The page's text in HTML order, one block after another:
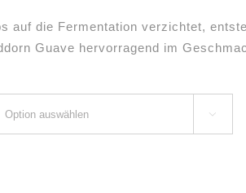
auf die Fermentation verzichtet,
Guave hervorragend im
